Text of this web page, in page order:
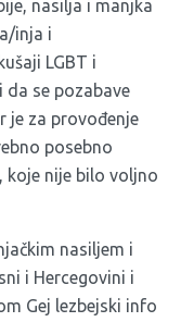
nasilja i manjka
inja i
LGBT i
da se pozabave
je za provođenje
posebno
koje nije bilo voljno
nasiljem i
i Hercegovini i
Gej lezbejski info